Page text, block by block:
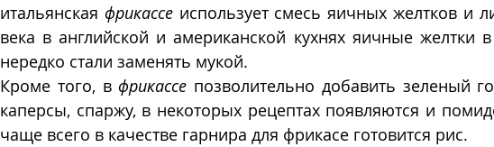
итальянская фрикассе использует смесь яичных желтков и
века в английской и американской кухнях яичные желтки в
нередко стали заменять мукой.
Кроме того, в фрикассе позволительно добавить зеленый
каперсы, спаржу, в некоторых рецептах появляются и
чаще всего в качестве гарнира для фрикасе готовится рис.